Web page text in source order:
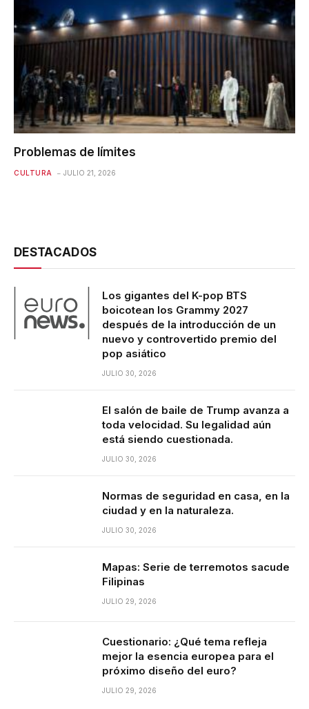
Problemas de límites
CULTURA JULIO 21, 2026
DESTACADOS
Los gigantes del K-pop BTS
boicotean los Grammy 2027
después de la introducción de un
nuevo y controvertido premio del
pop asiático
JULIO 30, 2026
El salón de baile de Trump avanza a
toda velocidad. Su legalidad aún
está siendo cuestionada.
JULIO 30, 2026
Normas de seguridad en casa, en la
ciudad y en la naturaleza.
JULIO 30, 2026
Mapas: Serie de terremotos sacude
Filipinas
JULIO 29, 2026
Cuestionario: ¿Qué tema refleja
mejor la esencia europea para el
próximo diseño del euro?
JULIO 29, 2026